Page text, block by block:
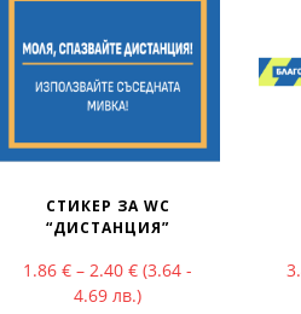
€ through 3.90 €
СТИКЕР ЗА WC
“ДИСТАНЦИЯ”
1.86€ – 2.40€Price range: 1.86 €
(3.64 -
4.69 лв.)